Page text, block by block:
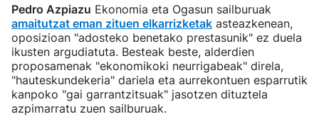
Pedro Azpiazu Ekonomia eta Ogasun sailburuak
amaitutzat eman zituen elkarrizketak asteazkenean,
oposizioan "adosteko benetako prestasunik" ez duela
ikusten argudiatuta. Besteak beste, alderdien
proposamenak "ekonomikoki neurrigabeak" direla,
"hauteskundekeria" dariela eta aurrekontuen esparrutik
kanpoko "gai garrantzitsuak" jasotzen dituztela
azpimarratu zuen sailburuak.